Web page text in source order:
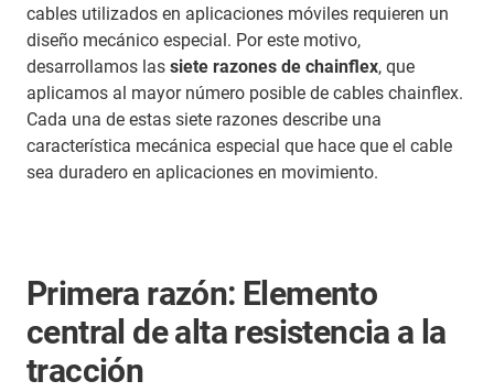
cables utilizados en aplicaciones móviles requieren un
diseño mecánico especial. Por este motivo,
desarrollamos las siete razones de chainflex, que
aplicamos al mayor número posible de cables chainflex.
Cada una de estas siete razones describe una
característica mecánica especial que hace que el cable
sea duradero en aplicaciones en movimiento.
Primera razón: Elemento
central de alta resistencia a la
tracción